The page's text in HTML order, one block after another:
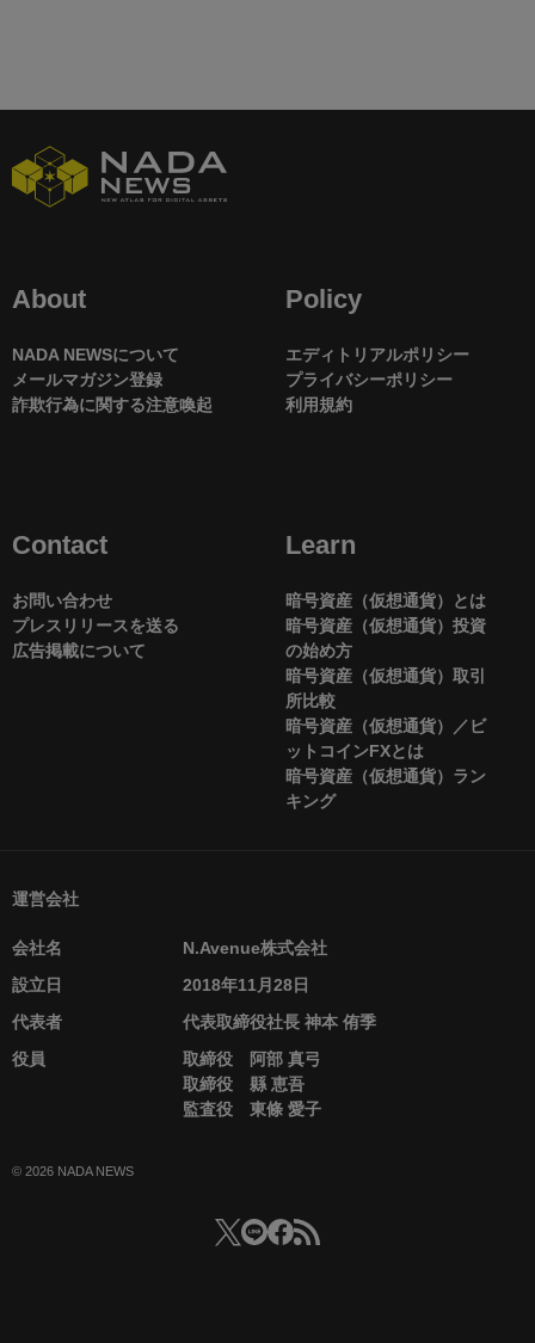
About
NADA NEWSについて
メールマガジン登録
詐欺行為に関する注意喚起
Policy
エディトリアルポリシー
プライバシーポリシー
利用規約
Contact
お問い合わせ
プレスリリースを送る
広告掲載について
Learn
暗号資産（仮想通貨）とは
暗号資産（仮想通貨）投資
の始め方
暗号資産（仮想通貨）取引
所比較
暗号資産（仮想通貨）／ビ
ットコインFXとは
暗号資産（仮想通貨）ラン
キング
運営会社
会社名
N.Avenue株式会社
設立日
2018年11月28日
代表者
代表取締役社長 神本 侑季
役員
取締役 阿部 真弓
取締役 縣 恵吾
監査役 東條 愛子
© 2026 NADA NEWS